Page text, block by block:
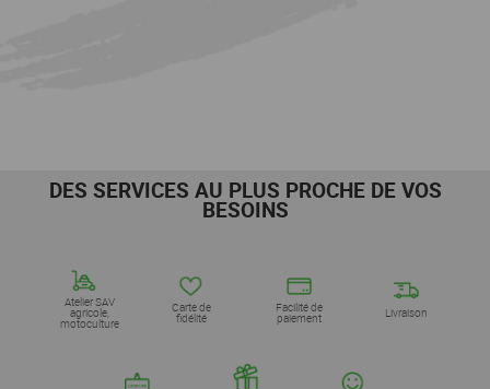
DES SERVICES AU PLUS PROCHE DE VOS
BESOINS
Atelier SAV
agricole,
motoculture
Carte de
fidélité
Facilité de
paiement Livraison